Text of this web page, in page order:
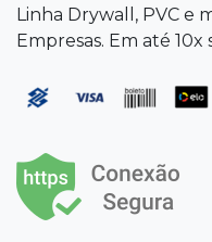
Linha Drywall, PVC e
Empresas. Em até 10x